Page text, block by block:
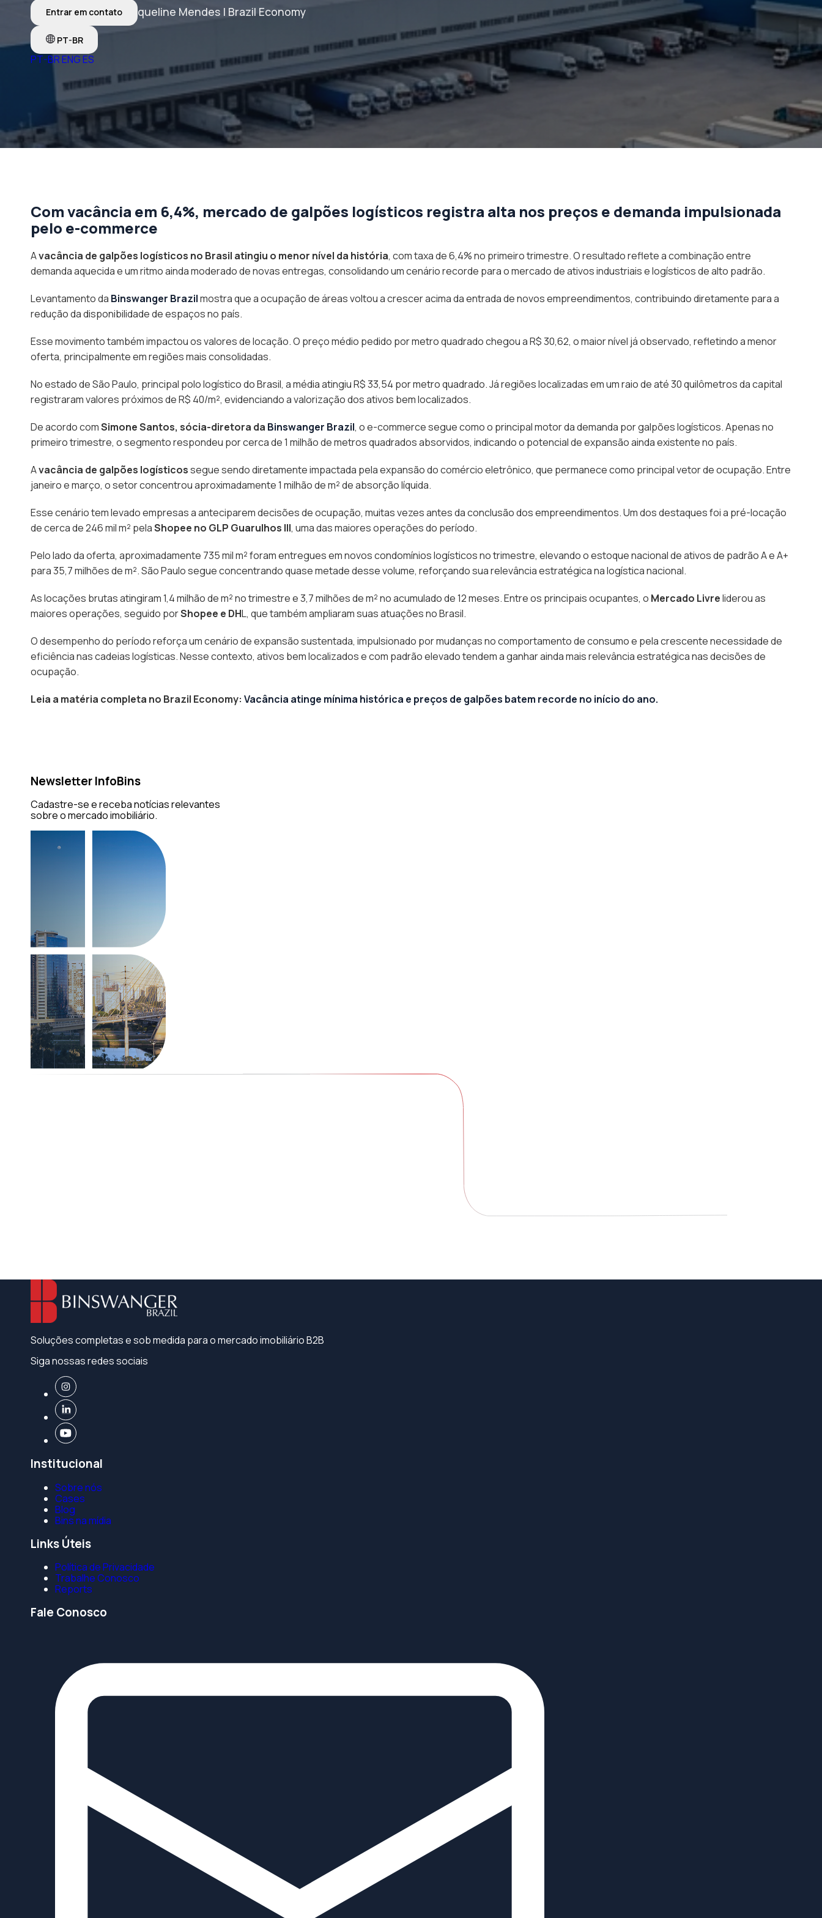
Entrar em contato
PT-BR
PT-BRENGES
Por Jaqueline Mendes | Brazil Economy
Com vacância em 6,4%, mercado de galpões logísticos registra alta nos preços e demanda impulsionada
pelo e-commerce
Avacância de galpões logísticos no Brasil atingiu o menor nível da história, com taxa de 6,4% no primeiro trimestre. O resultado reflete a combinação entre
demanda aquecida e um ritmo ainda moderado de novas entregas, consolidando um cenário recorde para o mercado de ativos industriais e logísticos de alto padrão.
Levantamento da Binswanger Brazilmostra que a ocupação de áreas voltou a crescer acima da entrada de novos empreendimentos, contribuindo diretamente para a
redução da disponibilidade de espaços no país.
Esse movimento também impactou os valores de locação. O preço médio pedido por metro quadrado chegou a R$ 30,62, o maior nível já observado, refletindo a menor
oferta, principalmente em regiões mais consolidadas.
No estado de São Paulo, principal polo logístico do Brasil, a média atingiu R$ 33,54 por metro quadrado. Já regiões localizadas em um raio de até 30 quilômetros da capital
registraram valores próximos de R$ 40/m², evidenciando a valorização dos ativos bem localizados.
De acordo comSimone Santos, sócia-diretora da Binswanger Brazil, o e-commerce segue como o principal motor da demanda por galpões logísticos. Apenas no
primeiro trimestre, o segmento respondeu por cerca de 1 milhão de metros quadrados absorvidos, indicando o potencial de expansão ainda existente no país.
Avacância de galpões logísticossegue sendo diretamente impactada pela expansão do comércio eletrônico, que permanece como principal vetor de ocupação. Entre
janeiro e março, o setor concentrou aproximadamente 1 milhão de m² de absorção líquida.
Esse cenário tem levado empresas a anteciparem decisões de ocupação, muitas vezes antes da conclusão dos empreendimentos. Um dos destaques foi a pré-locação
de cerca de 246 mil m² pelaShopee no GLP Guarulhos III, uma das maiores operações do período.
Pelo lado da oferta, aproximadamente 735 mil m² foram entregues em novos condomínios logísticos no trimestre, elevando o estoque nacional de ativos de padrão A e A+
para 35,7 milhões de m². São Paulo segue concentrando quase metade desse volume, reforçando sua relevância estratégica na logística nacional.
As locações brutas atingiram 1,4 milhão de m² no trimestre e 3,7 milhões de m² no acumulado de 12 meses. Entre os principais ocupantes, o Mercado Livreliderou as
maiores operações, seguido porShopee e DHL, que também ampliaram suas atuações no Brasil.
O desempenho do período reforça um cenário de expansão sustentada, impulsionado por mudanças no comportamento de consumo e pela crescente necessidade de
eficiência nas cadeias logísticas. Nesse contexto, ativos bem localizados e com padrão elevado tendem a ganhar ainda mais relevância estratégica nas decisões de
ocupação.
Leia a matéria completa no Brazil Economy: Vacância atinge mínima histórica e preços de galpões batem recorde no início do ano.
Newsletter InfoBins
Cadastre-se e receba notícias relevantes
sobre o mercado imobiliário.
Soluções completas e sob medida para o mercado imobiliário B2B
Siga nossas redes sociais
Institucional
Sobre nós
Cases
Blog
Bins na mídia
Links Úteis
Política de Privacidade
Trabalhe Conosco
Reports
Fale Conosco